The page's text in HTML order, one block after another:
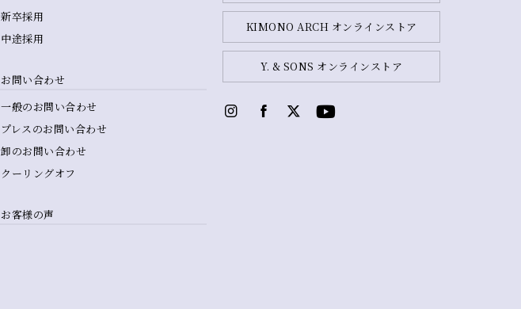
新卒採用
中途採用
お問い合わせ
一般のお問い合わせ
プレスのお問い合わせ
卸のお問い合わせ
クーリングオフ
お客様の声
KIMONO ARCH オンラインストア
Y. & SONS オンラインストア